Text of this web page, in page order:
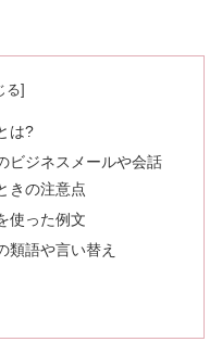
は?
ビジネスメールや会話
きの注意点
使った例文
類語や言い替え